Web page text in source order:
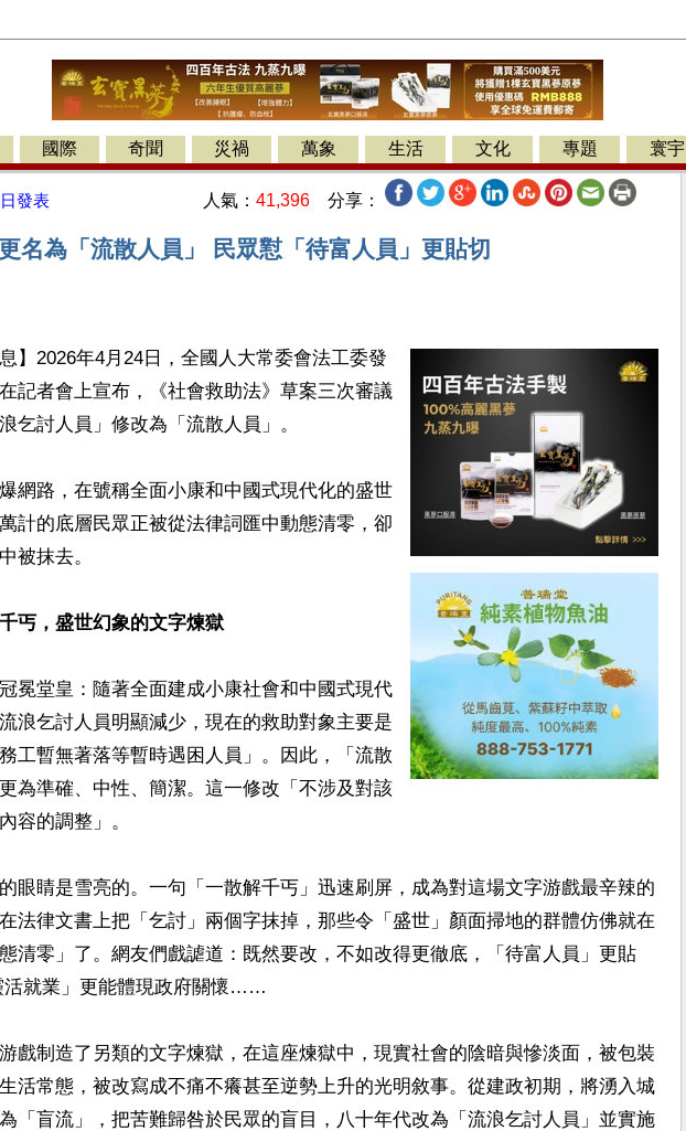
國際 奇聞 災禍 萬象 生活 文化 專題 寰宇
發表 人氣： 41,396 分享：
更名為「流散人員」 民眾懟「待富人員」更貼切
息】2026年4月24日，全國人大常委會法工委發
記者會上宣布，《社會救助法》草案三次審議
乞討人員」修改為「流散人員」。
網路，在號稱全面小康和中國式現代化的盛世
計的底層民眾正被從法律詞匯中動態清零，卻
被抹去。
丐，盛世幻象的文字煉獄
冕堂皇：隨著全面建成小康社會和中國式現代
浪乞討人員明顯減少，現在的救助對象主要是
務工暫無著落等暫時遇困人員」。因此，「流散
為準確、中性、簡潔。這一修改「不涉及對該
容的調整」。
眼睛是雪亮的。一句「一散解千丐」迅速刷屏，成為對這場文字游戲最辛辣的
法律文書上把「乞討」兩個字抹掉，那些令「盛世」顏面掃地的群體仿佛就在
清零」了。網友們戲謔道：既然要改，不如改得更徹底，「待富人員」更貼
活就業」更能體現政府關懷……
戲制造了另類的文字煉獄，在這座煉獄中，現實社會的陰暗與慘淡面，被包裝
活常態，被改寫成不痛不癢甚至逆勢上升的光明敘事。從建政初期，將湧入城
「盲流」，把苦難歸咎於民眾的盲目，八十年代改為「流浪乞討人員」並實施